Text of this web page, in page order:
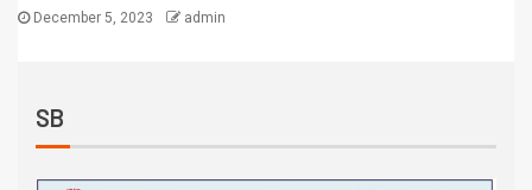
December 5, 2023 admin
SB